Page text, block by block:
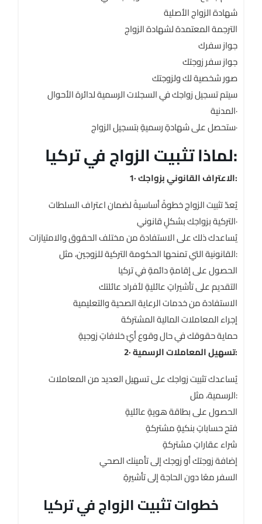
شهادة الزواج الأصلية
الترجمة المعتمدة لشهادة الزواج
جواز سفرك
جواز سفر زوجتك
صور شخصية لك ولزوجتك
سيتم تسجيل زواجك في السجلات الرسمية لدائرة الأحوال
المدنية·
ستحصل على شهادةٍ رسميةٍ بتسجيل الزواج·
لماذا تثبيت الزواج في تركيا:
1· الاعتراف القانوني بزواجك:
يُعدّ تثبيت الزواج خطوةً أساسيةً لضمان اعتراف السلطات
التركية بزواجك بشكلٍ قانوني·
يُساعدك ذلك على الاستفادة من مختلف الحقوق والامتيازات
القانونية التي تمنحها الحكومة التركية للزوجين، مثل:
الحصول على إقامةٍ دائمةٍ في تركيا
التقديم على تأشيراتٍ عائليةٍ لأفراد عائلتك
الاستفادة من خدمات الرعاية الصحية والتعليمية
إجراء المعاملات المالية المشتركة
حماية حقوقك في حال وقوع أيّ خلافاتٍ زوجيةٍ
2· تسهيل المعاملات الرسمية:
يُساعدك تثبيت زواجك على تسهيل العديد من المعاملات
الرسمية، مثل:
الحصول على بطاقة هويةٍ عائليةٍ
فتح حساباتٍ بنكيةٍ مشتركةٍ
شراء عقاراتٍ مشتركةٍ
إضافة زوجتك أو زوجك إلى تأمينك الصحي
السفر معًا دون الحاجة إلى تأشيرةٍ
خطوات تثبيت الزواج في تركيا